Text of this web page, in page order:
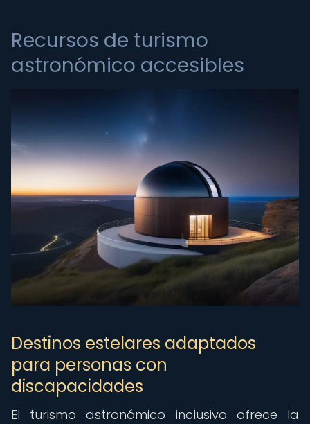
Recursos de turismo
astronómico accesibles
Destinos estelares adaptados
para personas con
discapacidades
El turismo astronómico inclusivo ofrece la